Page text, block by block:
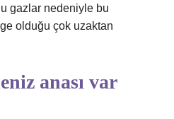
gazlar nedeniyle bu
olduğu çok uzaktan
anası var